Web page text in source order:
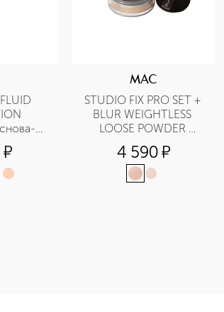
¤
MAC
STUDIO FIX PRO SET +
BLUR WEIGHTLESS
LOOSE POWDER
Рассыпчатая пудра
4 590¤